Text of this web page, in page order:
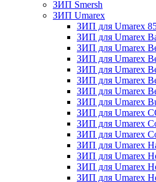
ЗИП Smersh
ЗИП Umarex
ЗИП для Umarex
ЗИП для Umarex
ЗИП для Umarex
ЗИП для Umarex
ЗИП для Umarex
ЗИП для Umarex
ЗИП для Umarex
ЗИП для Umarex
ЗИП для Umarex
ЗИП для Umarex
ЗИП для Umarex
ЗИП для Umarex
ЗИП для Umarex
ЗИП для Umarex
ЗИП для Umarex